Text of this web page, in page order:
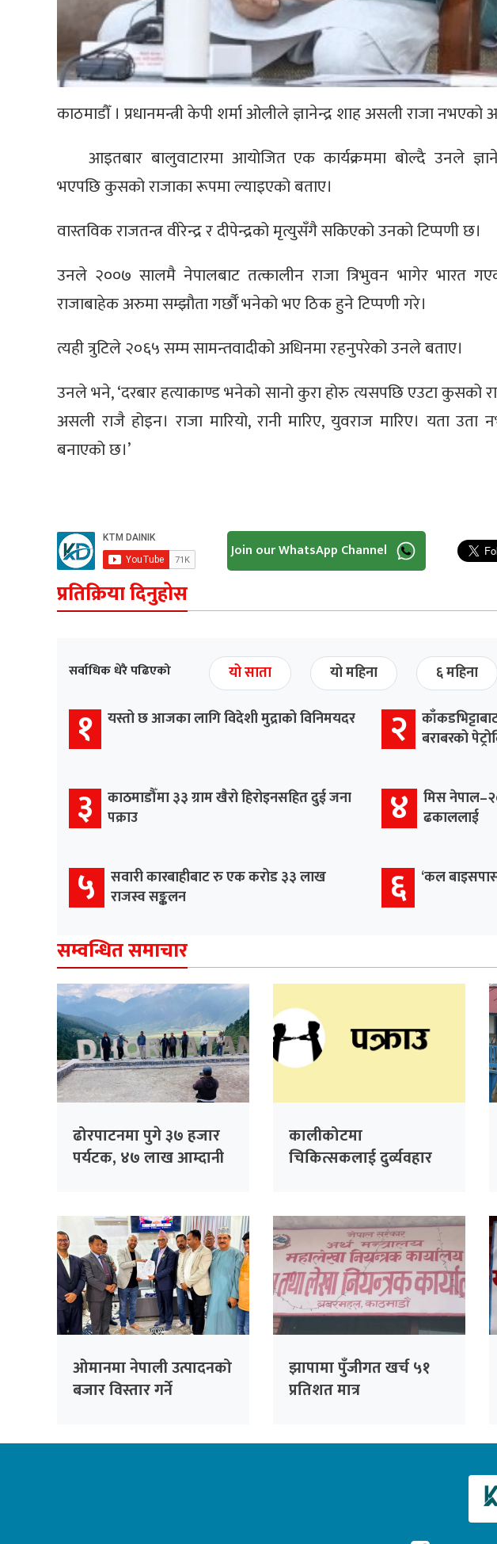
काठमाडौँ । प्रधानमन्त्री केपी शर्मा ओलीले ज्ञानेन्द्र शाह असली राजा
आइतबार बालुवाटारमा आयोजित एक कार्यक्रममा बोल्दै उनले
भएपछि कुसको राजाका रूपमा ल्याइएको बताए।
वास्तविक राजतन्त्र वीरेन्द्र र दीपेन्द्रको मृत्युसँगै सकिएको उनको टिप्पणी छ।
उनले २००७ सालमै नेपालबाट तत्कालीन राजा त्रिभुवन भागेर भारत
राजाबाहेक अरुमा सम्झौता गर्छौँ भनेको भए ठिक हुने टिप्पणी गरे।
त्यही त्रुटिले २०६५ सम्म सामन्तवादीको अधिनमा रहनुपरेको उनले बताए।
उनले भने, ‘दरबार हत्याकाण्ड भनेको सानो कुरा होरु त्यसपछि एउटा कुसको
असली राजै होइन। राजा मारियो, रानी मारिए, युवराज मारिए। यता
बनाएको छ।’
Join our WhatsApp Channel
प्रतिक्रिया दिनुहोस
सर्वाधिक धेरै पढिएको यो साता यो महिना ६ महिना
१ यस्तो छ आजका लागि विदेशी मुद्राको विनिमयदर २
बराबरको
३
काठमाडौँमा ३३ ग्राम खैरो हिरोइनसहित दुई जना
पक्राउ
४
मिस
ढकाललाई
५
सवारी कारबाहीबाट रु एक करोड ३३ लाख
राजस्व सङ्कलन
६ ‘कल
सम्वन्धित समाचार
ढोरपाटनमा पुगे ३७ हजार
पर्यटक, ४७ लाख आम्दानी
कालीकोटमा
चिकित्सकलाई दुर्व्यवहार
ओमानमा नेपाली उत्पादनको
बजार विस्तार गर्ने
झापामा पुँजीगत खर्च ५१
प्रतिशत मात्र